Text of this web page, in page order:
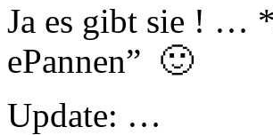
Ja es gibt sie ! …
ePannen” 🙂
Update: …